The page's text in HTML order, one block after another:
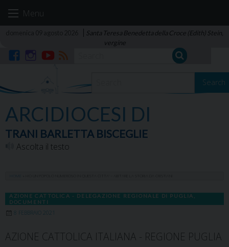
Menu
Santa Teresa Benedetta della Croce (Edith) Stein,
vergine
Search
ARCIDIOCESI DI
TRANI BARLETTA BISCEGLIE
Ascolta il testo
AZIONE CATTOLICA - DELEGAZIONE REGIONALE DI PUGLIA
DOCUMENTI
8 FEBBRAIO 2021
AZIONE CATTOLICA ITALIANA - REGIONE PUGLIA